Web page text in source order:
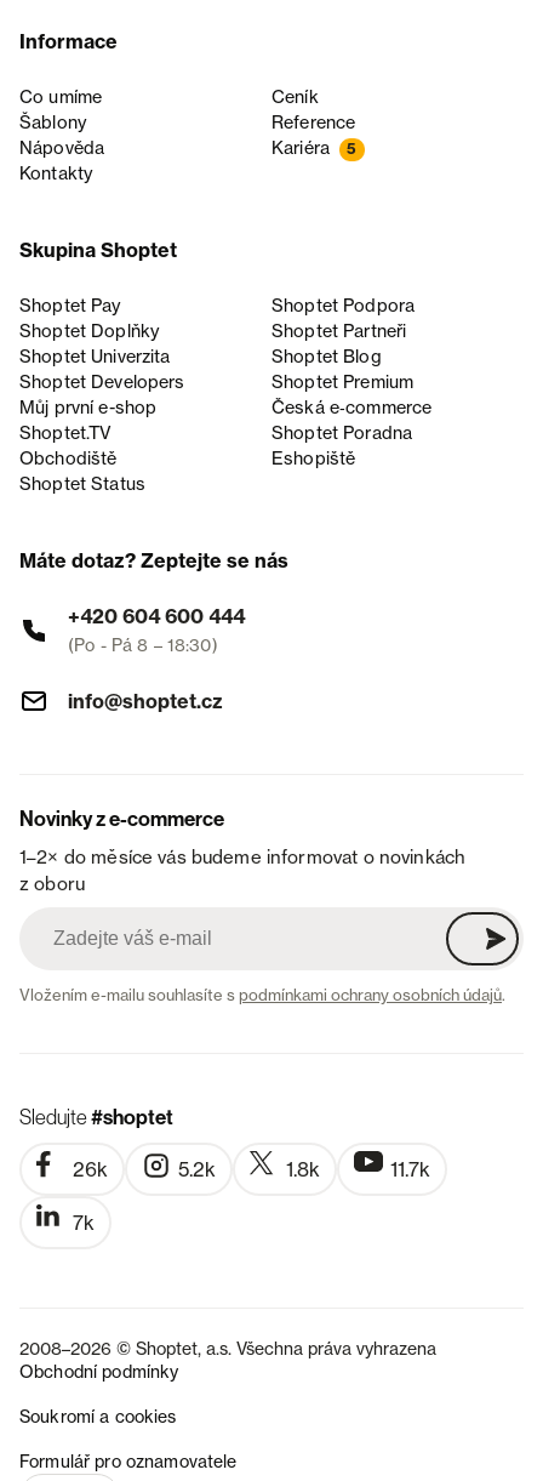
Informace
Co umíme
Ceník
Šablony
Reference
Nápověda
Kariéra 5
Kontakty
Skupina Shoptet
Shoptet Pay
Shoptet Podpora
Shoptet Doplňky
Shoptet Partneři
Shoptet Univerzita
Shoptet Blog
Shoptet Developers
Shoptet Premium
Můj první e-shop
Česká e‑commerce
Shoptet.TV
Shoptet Poradna
Obchodiště
Eshopiště
Shoptet Status
Máte dotaz? Zeptejte se nás
+420 604 600 444
(Po - Pá 8 – 18:30)
info@shoptet.cz
Novinky z e-commerce
1–2× do měsíce vás budeme informovat o novinkách
z oboru
Vložením e-mailu souhlasíte spodmínkami ochrany osobních údajů.
Sledujte#shoptet
26k 5.2k 1.8k 11.7k
7k
2008–2026 © Shoptet, a.s. Všechna práva vyhrazena
Obchodní podmínky
Soukromí a cookies
Formulář pro oznamovatele